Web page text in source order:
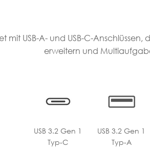
mit USB-A- und USB-C-
erweitern und
USB 3.2 Gen 1
Typ-C
USB 3.2 Gen 1
Typ-A